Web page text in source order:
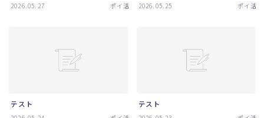
2026.05.27 ポイ活 2026.05.25 ポイ活
テスト テスト